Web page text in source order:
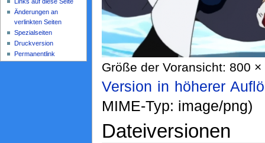
Größe der Voransicht: 800
Version in höherer
MIME-Typ: image/png)
Dateiversionen
Änderungen an
verlinkten Seiten
Spezialseiten
Druckversion
Permanentlink